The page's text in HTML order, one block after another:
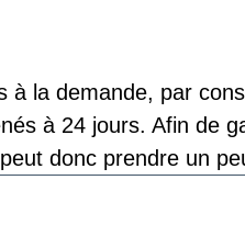
la demande, par
à 24 jours. Afin de
donc prendre un